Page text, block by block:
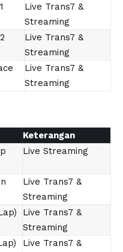
Live Trans7 &
Streaming
Live Trans7 &
Streaming
Live Trans7 &
Streaming
Keterangan
Live Streaming
Live Trans7 &
Streaming
Live Trans7 &
Streaming
Live Trans7 &